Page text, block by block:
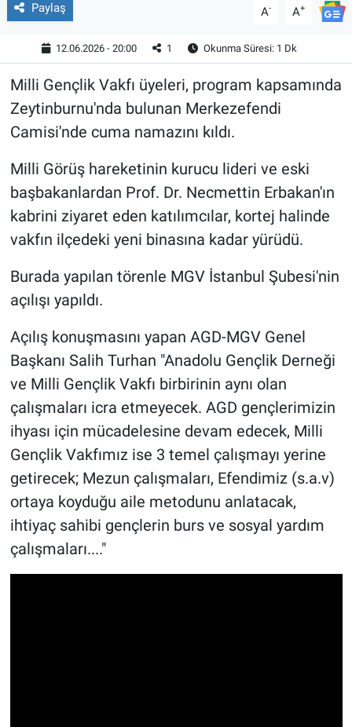
Paylaş A- A+
12.06.2026 - 20:00 1 Okunma Süresi: 1 Dk
Milli Gençlik Vakfı üyeleri, program kapsamında
Zeytinburnu'nda bulunan Merkezefendi
Camisi'nde cuma namazını kıldı.
Milli Görüş hareketinin kurucu lideri ve eski
başbakanlardan Prof. Dr. Necmettin Erbakan'ın
kabrini ziyaret eden katılımcılar, kortej halinde
vakfın ilçedeki yeni binasına kadar yürüdü.
Burada yapılan törenle MGV İstanbul Şubesi'nin
açılışı yapıldı.
Açılış konuşmasını yapan AGD-MGV Genel
Başkanı Salih Turhan "Anadolu Gençlik Derneği
ve Milli Gençlik Vakfı birbirinin aynı olan
çalışmaları icra etmeyecek. AGD gençlerimizin
ihyası için mücadelesine devam edecek, Milli
Gençlik Vakfımız ise 3 temel çalışmayı yerine
getirecek; Mezun çalışmaları, Efendimiz (s.a.v)
ortaya koyduğu aile metodunu anlatacak,
ihtiyaç sahibi gençlerin burs ve sosyal yardım
çalışmaları...."